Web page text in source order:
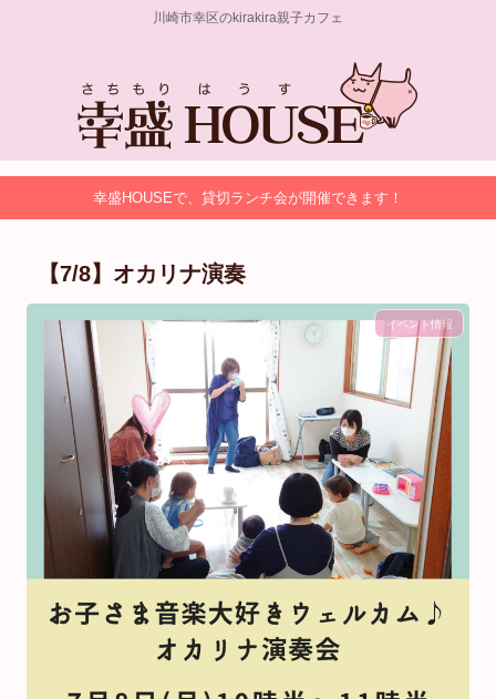
川崎市幸区のkirakira親子カフェ
幸盛HOUSEで、貸切ランチ会が開催できます！
【7/8】オカリナ演奏
イベント情報